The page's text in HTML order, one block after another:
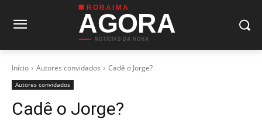
RORAIMA
AGORA
NOTÍCIAS DA HORA
Início Autores convidados Cadê o Jorge?
Autores convidados
Cadê o Jorge?